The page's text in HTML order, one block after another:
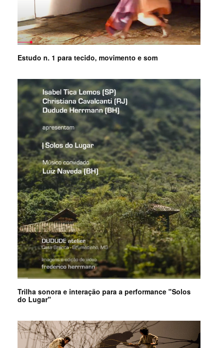
Estudo n. 1 para tecido, movimento e som
Trilha sonora e interação para a performance "Solos
do Lugar"